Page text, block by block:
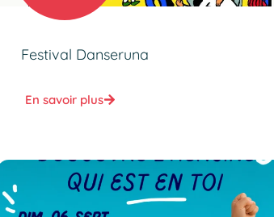
Festival Danseruna
En savoir plus